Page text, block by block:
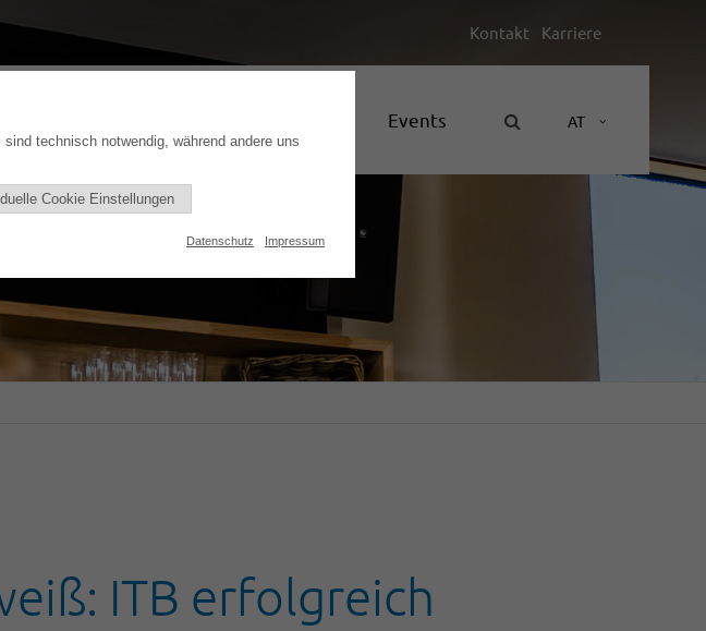
Kontakt Karriere
AT
Events
ITB erfolgreich
technisch notwendig, während andere uns
Cookie Einstellungen
Datenschutz Impressum